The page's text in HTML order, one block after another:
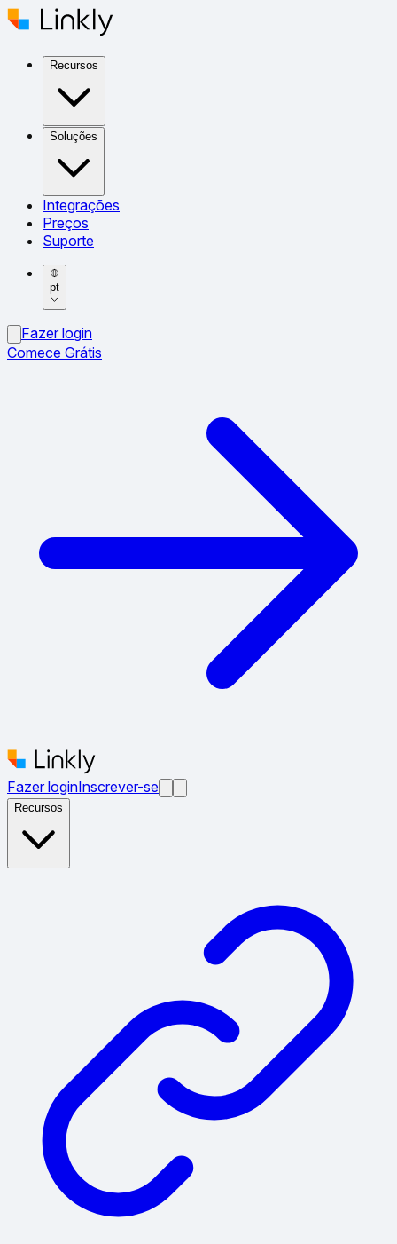
Recursos
Soluções
Integrações
Preços
Suporte
pt
Fazer login
Comece Grátis
Fazer loginInscrever-se
Recursos